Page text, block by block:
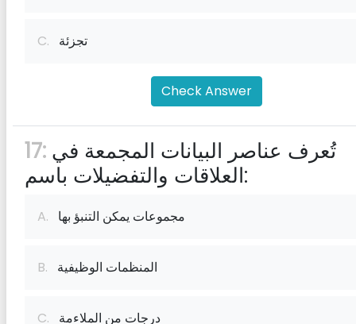
C. تجزئة
Check Answer
17:
العلاقات والتفضيلات باسم:
A. مجموعات يمكن التنبؤ بها
B. المنظمات الوظيفية
C. درجات من الملاءمة